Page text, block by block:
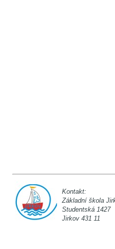
Kontakt:
Základní